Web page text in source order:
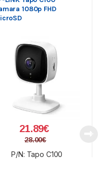
1080p FHD
21.89€
28.00€
P/N: Tapo C100